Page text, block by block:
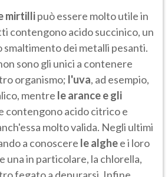
mirtillipuò essere molto utile in
contengono acido succinico, un
smaltimento dei metalli pesanti.
sono gli unici a contenere
organismo; l'uva, ad esempio,
mentre le arance e gli
contengono acido citrico e
molto valida. Negli ultimi
a conoscere le alghee i loro
una in particolare, la chlorella,